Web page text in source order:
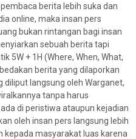
berita lebih suka dan
online, maka insan pers
bukan rintangan bagi insan
sebuah berita tapi
5W + 1H (Where, When, What,
berita yang dilaporkan
diliput langsung oleh Warganet,
tanpa harus
di peristiwa ataupun kejadian
oleh insan pers langsung lebih
kepada masyarakat luas karena